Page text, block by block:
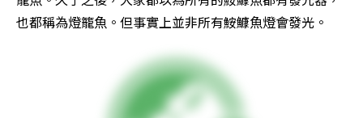
也都稱為燈籠魚。但事實上並非所有鮟鱇魚燈會發光。